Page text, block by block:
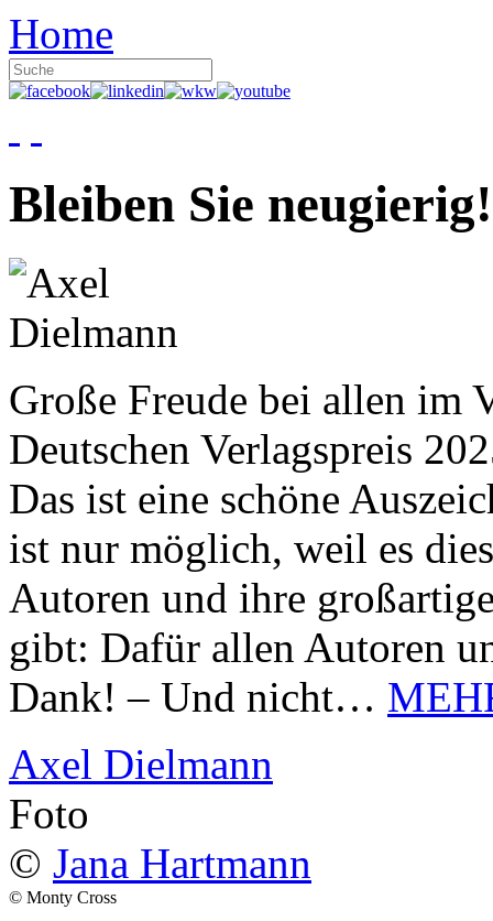
Home
Bleiben Sie neugierig!
Große Freude bei allen im
Deutschen Verlagspreis
Das ist eine schöne
ist nur möglich, weil es
Autoren und ihre
gibt: Dafür allen Autoren
Dank! – Und nicht…
Axel Dielmann
Foto
© Jana Hartmann
© Monty Cross